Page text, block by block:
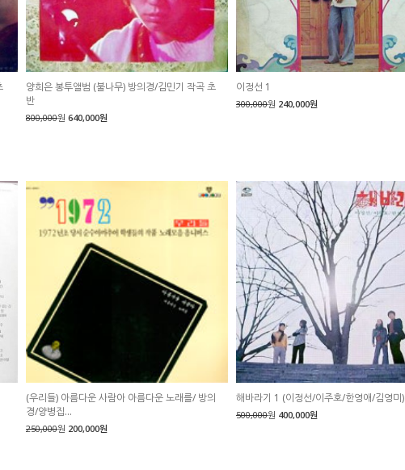
양희은 봉투앨범 (불나무) 방의경/김민기 작곡 초
반
800,000원 640,000원
이정선 1
300,000원 240,000원
(우리들) 아름다운 사람아 아름다운 노래를/ 방의
경/양병집...
250,000원 200,000원
해바라기 1 (이정선/이주호/한영애/김영미)
500,000원 400,000원